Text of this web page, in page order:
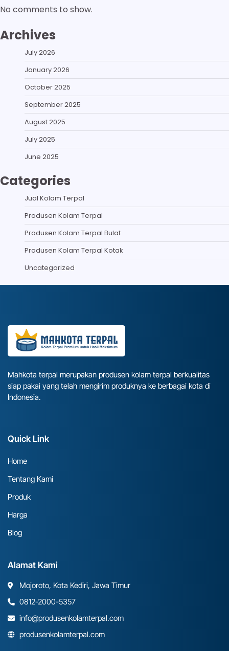
No comments to show.
Archives
July 2026
January 2026
October 2025
September 2025
August 2025
July 2025
June 2025
Categories
Jual Kolam Terpal
Produsen Kolam Terpal
Produsen Kolam Terpal Bulat
Produsen Kolam Terpal Kotak
Uncategorized
Mahkota terpal merupakan produsen kolam terpal berkualitas
siap pakai yang telah mengirim produknya ke berbagai kota di
Indonesia.
Quick Link
Home
Tentang Kami
Produk
Harga
Blog
Alamat Kami
Mojoroto, Kota Kediri, Jawa Timur
0812-2000-5357
info@produsenkolamterpal.com
produsenkolamterpal.com